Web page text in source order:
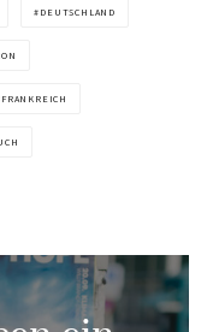
DEUTSCHLAND
FRANKREICH